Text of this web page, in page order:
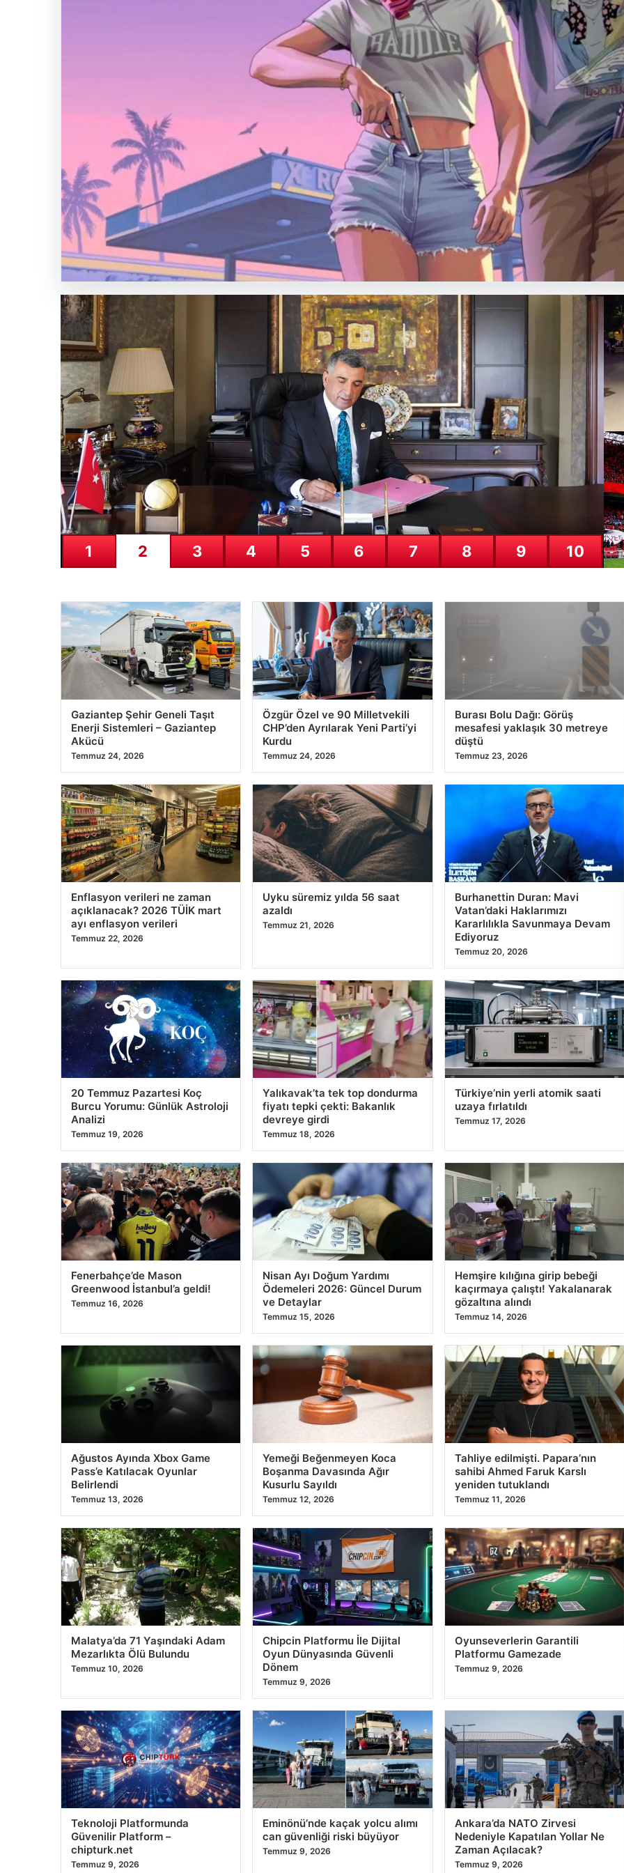
SICAK HABER
GÜNCEL HABERLER
06.08.2026
GTA 6’nın oynanış videosu 27 Ağustos’ta Netflix’te
{“title”: “GTA 6’nın Heyecanlandıran Oynanış Videosu 27 Ağustos’ta Netflix’te Yayınlanacak”, “content”: “ Güçlü
popüler video oyunu…
Çağrısında
Bulundu:
“Birliktelik
Seçim
İttifakı
veya
Tam
Birleşme
Şeklinde
Olabilir”
1 2 3 4 5 6 7 8 9 10
Gaziantep Şehir Geneli Taşıt
Enerji Sistemleri – Gaziantep
Akücü
Temmuz 24, 2026
Özgür Özel ve 90 Milletvekili
CHP’den Ayrılarak Yeni Parti’yi
Kurdu
Temmuz 24, 2026
Burası Bolu Dağı: Görüş
mesafesi yaklaşık 30 metreye
düştü
Temmuz 23, 2026
Enflasyon verileri ne zaman
açıklanacak? 2026 TÜİK mart
ayı enflasyon verileri
Temmuz 22, 2026
Uyku süremiz yılda 56 saat
azaldı
Temmuz 21, 2026
Burhanettin Duran: Mavi
Vatan’daki Haklarımızı
Kararlılıkla Savunmaya Devam
Ediyoruz
Temmuz 20, 2026
20 Temmuz Pazartesi Koç
Burcu Yorumu: Günlük Astroloji
Analizi
Temmuz 19, 2026
Yalıkavak’ta tek top dondurma
fiyatı tepki çekti: Bakanlık
devreye girdi
Temmuz 18, 2026
Türkiye’nin yerli atomik saati
uzaya fırlatıldı
Temmuz 17, 2026
Fenerbahçe’de Mason
Greenwood İstanbul’a geldi!
Temmuz 16, 2026
Nisan Ayı Doğum Yardımı
Ödemeleri 2026: Güncel Durum
ve Detaylar
Temmuz 15, 2026
Hemşire kılığına girip bebeği
kaçırmaya çalıştı! Yakalanarak
gözaltına alındı
Temmuz 14, 2026
Ağustos Ayında Xbox Game
Pass’e Katılacak Oyunlar
Belirlendi
Temmuz 13, 2026
Yemeği Beğenmeyen Koca
Boşanma Davasında Ağır
Kusurlu Sayıldı
Temmuz 12, 2026
Tahliye edilmişti. Papara’nın
sahibi Ahmed Faruk Karslı
yeniden tutuklandı
Temmuz 11, 2026
Malatya’da 71 Yaşındaki Adam
Mezarlıkta Ölü Bulundu
Temmuz 10, 2026
Chipcin Platformu İle Dijital
Oyun Dünyasında Güvenli
Dönem
Temmuz 9, 2026
Oyunseverlerin Garantili
Platformu Gamezade
Temmuz 9, 2026
Teknoloji Platformunda
Güvenilir Platform –
chipturk.net
Temmuz 9, 2026
Eminönü’nde kaçak yolcu alımı
can güvenliği riski büyüyor
Temmuz 9, 2026
Ankara’da NATO Zirvesi
Nedeniyle Kapatılan Yollar Ne
Zaman Açılacak?
Temmuz 9, 2026